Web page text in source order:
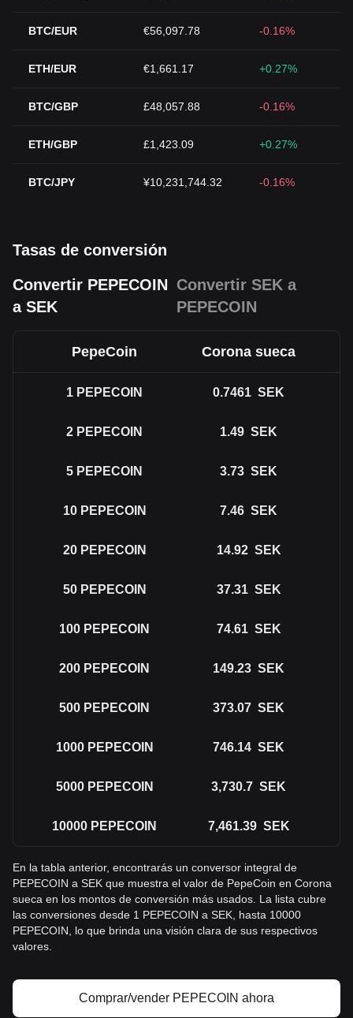
BTC/EUR €56,097.78 -0.16%
ETH/EUR €1,661.17 +0.27%
BTC/GBP £48,057.88 -0.16%
ETH/GBP £1,423.09 +0.27%
BTC/JPY ¥10,231,744.32 -0.16%
Tasas de conversión
Convertir PEPECOIN
a SEK
Convertir SEK a
PEPECOIN
PepeCoin Corona sueca
1 PEPECOIN 0.7461 SEK
2 PEPECOIN 1.49 SEK
5 PEPECOIN 3.73 SEK
10 PEPECOIN 7.46 SEK
20 PEPECOIN 14.92 SEK
50 PEPECOIN 37.31 SEK
100 PEPECOIN 74.61 SEK
200 PEPECOIN 149.23 SEK
500 PEPECOIN 373.07 SEK
1000 PEPECOIN 746.14 SEK
5000 PEPECOIN 3,730.7 SEK
10000 PEPECOIN 7,461.39 SEK
En la tabla anterior, encontrarás un conversor integral de
PEPECOIN a SEK que muestra el valor de PepeCoin en Corona
sueca en los montos de conversión más usados. La lista cubre
las conversiones desde 1 PEPECOIN a SEK, hasta 10000
PEPECOIN, lo que brinda una visión clara de sus respectivos
valores.
Comprar/vender PEPECOIN ahora